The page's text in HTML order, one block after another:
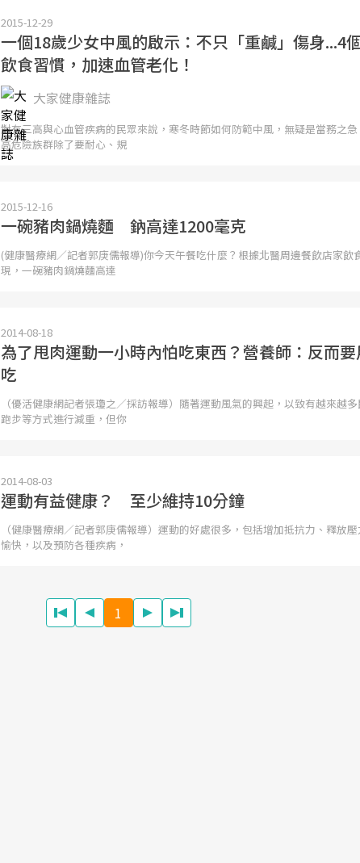
2015-12-29
一個18歲少女中風的啟示：不只「重鹹」傷身...4
飲食習慣，加速血管老化！
大家健康雜誌
對有三高與心血管疾病的民眾來說，寒冬時節如何防範中風，無疑是當務之
高危險族群除了要耐心、規
2015-12-16
一碗豬肉鍋燒麵 鈉高達1200毫克
(健康醫療網／記者郭庚儒報導)你今天午餐吃什麼？根據北醫周邊餐飲店家飲
現，一碗豬肉鍋燒麵高達
2014-08-18
為了甩肉運動一小時內怕吃東西？營養師：反而要
吃
（優活健康網記者張瓊之／採訪報導）隨著運動風氣的興起，以致有越來越
跑步等方式進行減重，但你
2014-08-03
運動有益健康？ 至少維持10分鐘
（健康醫療網／記者郭庚儒報導）運動的好處很多，包括增加抵抗力、釋放
愉快，以及預防各種疾病，
1